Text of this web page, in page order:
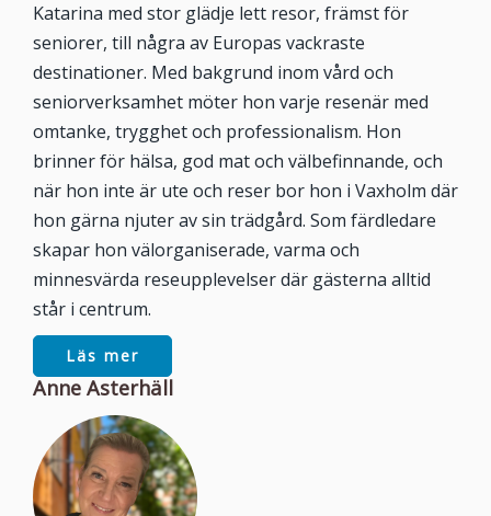
Katarina med stor glädje lett resor, främst för
seniorer, till några av Europas vackraste
destinationer. Med bakgrund inom vård och
seniorverksamhet möter hon varje resenär med
omtanke, trygghet och professionalism. Hon
brinner för hälsa, god mat och välbefinnande, och
när hon inte är ute och reser bor hon i Vaxholm där
hon gärna njuter av sin trädgård. Som färdledare
skapar hon välorganiserade, varma och
minnesvärda reseupplevelser där gästerna alltid
står i centrum.
Läs mer
Anne Asterhäll